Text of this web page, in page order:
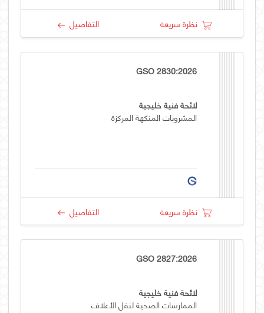
نظرة سريعة التفاصيل
GSO 2830:2026
لائحة فنية خليجية
المشروبات المنكهة المركزة
نظرة سريعة التفاصيل
GSO 2827:2026
لائحة فنية خليجية
الممارسات الصحية لنقل الأعلاف